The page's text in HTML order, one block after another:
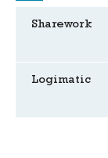
Sharework
Logimatic